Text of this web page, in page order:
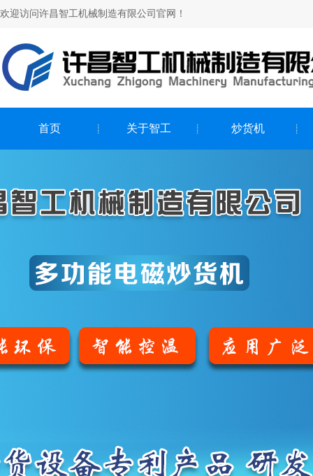
欢迎访问许昌智工机械制造有限公司官网！
首页 关于智工 炒货机